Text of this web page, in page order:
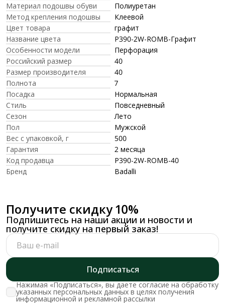
Материал подошвы обуви
Полиуретан
Метод крепления подошвы
Клеевой
Цвет товара
графит
Название цвета
P390-2W-ROMB-Графит
Особенности модели
Перфорация
Российский размер
40
Размер производителя
40
Полнота
7
Посадка
Нормальная
Стиль
Повседневный
Сезон
Лето
Пол
Мужской
Вес с упаковкой, г
500
Гарантия
2 месяца
Код продавца
P390-2W-ROMB-40
Бренд
Badalli
Получите скидку 10%
Подпишитесь на наши акции и новости и
получите скидку на первый заказ!
Подписаться
Нажимая «Подписаться», вы даете согласие на обработку
указанных персональных данных в целях получения
информационной и рекламной рассылки